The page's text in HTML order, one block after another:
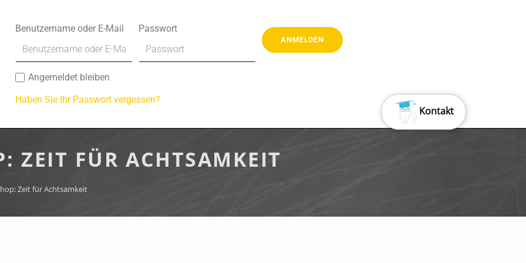
Benutzername oder E-Mail Passwort
Angemeldet bleiben
Haben Sie Ihr Passwort vergessen?
ZEIT FÜR ACHTSAMKEIT
Zeit für Achtsamkeit
Kontakt